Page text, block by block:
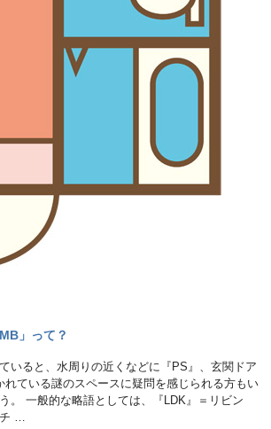
」って？
いると、水周りの近くなどに『PS』、玄関ドア
れている謎のスペースに疑問を感じられる方もい
。 一般的な略語としては、『LDK』＝リビン
チ …